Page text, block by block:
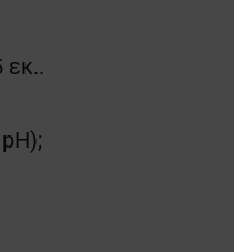
εκ..